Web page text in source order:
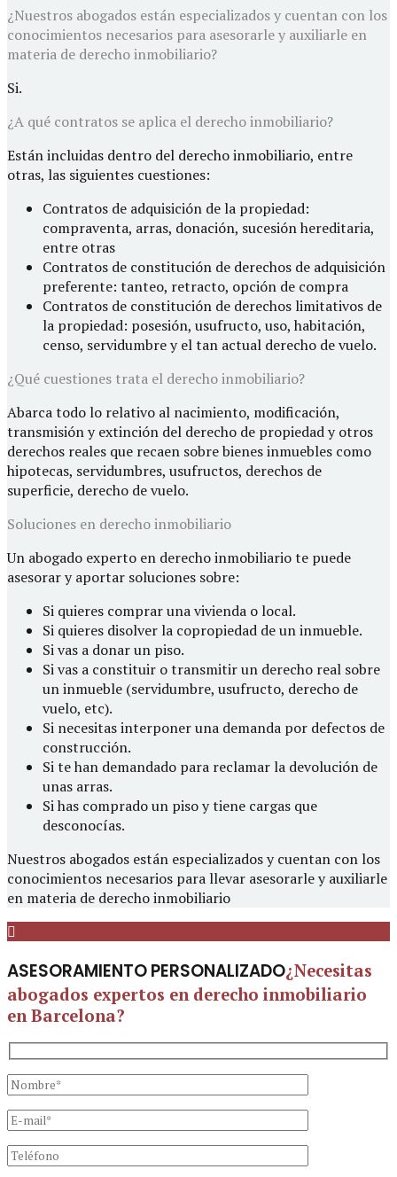
¿Nuestros abogados están especializados y cuentan con los
conocimientos necesarios para asesorarle y auxiliarle en
materia de derecho inmobiliario?
Si.
¿A qué contratos se aplica el derecho inmobiliario?
Están incluidas dentro del derecho inmobiliario, entre
otras, las siguientes cuestiones:
Contratos de adquisición de la propiedad:
compraventa, arras, donación, sucesión hereditaria,
entre otras
Contratos de constitución de derechos de adquisición
preferente: tanteo, retracto, opción de compra
Contratos de constitución de derechos limitativos de
la propiedad: posesión, usufructo, uso, habitación,
censo, servidumbre y el tan actual derecho de vuelo.
¿Qué cuestiones trata el derecho inmobiliario?
Abarca todo lo relativo al nacimiento, modificación,
transmisión y extinción del derecho de propiedad y otros
derechos reales que recaen sobre bienes inmuebles como
hipotecas, servidumbres, usufructos, derechos de
superficie, derecho de vuelo.
Soluciones en derecho inmobiliario
Un abogado experto en derecho inmobiliario te puede
asesorar y aportar soluciones sobre:
Si quieres comprar una vivienda o local.
Si quieres disolver la copropiedad de un inmueble.
Si vas a donar un piso.
Si vas a constituir o transmitir un derecho real sobre
un inmueble (servidumbre, usufructo, derecho de
vuelo, etc).
Si necesitas interponer una demanda por defectos de
construcción.
Si te han demandado para reclamar la devolución de
unas arras.
Si has comprado un piso y tiene cargas que
desconocías.
Nuestros abogados están especializados y cuentan con los
conocimientos necesarios para llevar asesorarle y auxiliarle
en materia de derecho inmobiliario
ASESORAMIENTO PERSONALIZADO¿Necesitas
abogados expertos en derecho inmobiliario
en Barcelona?